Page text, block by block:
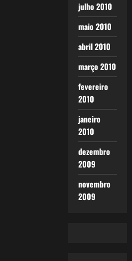
julho 2010
maio 2010
abril 2010
março 2010
fevereiro
2010
janeiro
2010
dezembro
2009
novembro
2009